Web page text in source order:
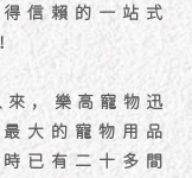
信賴的一站式
，樂高寵物迅
大的寵物用品
已有二十多間